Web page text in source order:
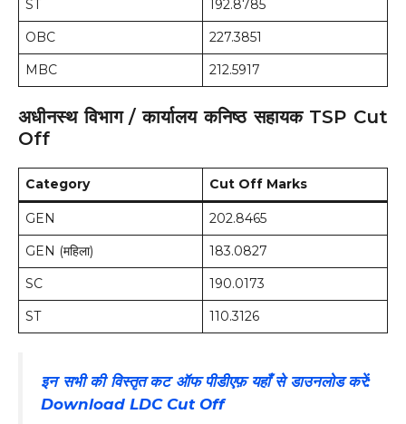
ST
192.8785
OBC
227.3851
MBC
212.5917
अधीनस्थ विभाग / कार्यालय कनिष्ठ सहायक TSP Cut
Off
Category Cut Off Marks
GEN
202.8465
GEN (महिला)
183.0827
SC
190.0173
ST
110.3126
इन सभी की विस्तृत कट ऑफ पीडीएफ़ यहाँ से डाउनलोड करें:
Download LDC Cut Off